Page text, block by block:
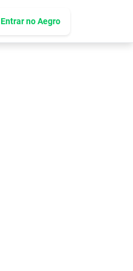
Entrar no Aegro